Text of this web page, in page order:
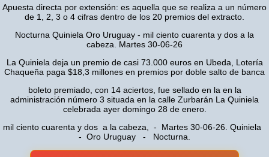
Apuesta directa por extensión: es aquella que se realiza a un número
de 1, 2, 3 o 4 cifras dentro de los 20 premios del extracto.
Nocturna Quiniela Oro Uruguay - mil ciento cuarenta y dos a la
cabeza. Martes 30-06-26
La Quiniela deja un premio de casi 73.000 euros en Ubeda, Lotería
Chaqueña paga $18,3 millones en premios por doble salto de banca
boleto premiado, con 14 aciertos, fue sellado en la en la
administración número 3 situada en la calle Zurbarán La Quiniela
celebrada ayer domingo 28 de enero.
mil ciento cuarenta y dos a la cabeza, - Martes 30-06-26. Quiniela
- Oro Uruguay - Nocturna.